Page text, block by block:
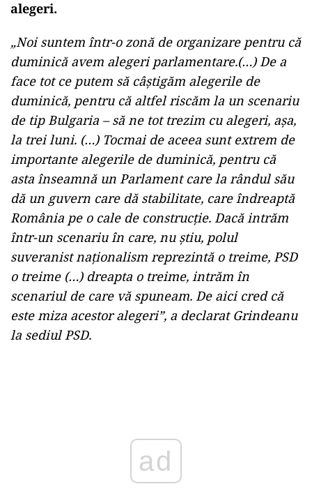
alegeri.
„Noi suntem într-o zonă de organizare pentru că
duminică avem alegeri parlamentare.(…) De a
face tot ce putem să câștigăm alegerile de
duminică, pentru că altfel riscăm la un scenariu
de tip Bulgaria – să ne tot trezim cu alegeri, așa,
la trei luni. (…) Tocmai de aceea sunt extrem de
importante alegerile de duminică, pentru că
asta înseamnă un Parlament care la rândul său
dă un guvern care dă stabilitate, care îndreaptă
România pe o cale de construcție. Dacă intrăm
într-un scenariu în care, nu știu, polul
suveranist naționalism reprezintă o treime, PSD
o treime (…) dreapta o treime, intrăm în
scenariul de care vă spuneam. De aici cred că
este miza acestor alegeri”, a declarat Grindeanu
la sediul PSD.